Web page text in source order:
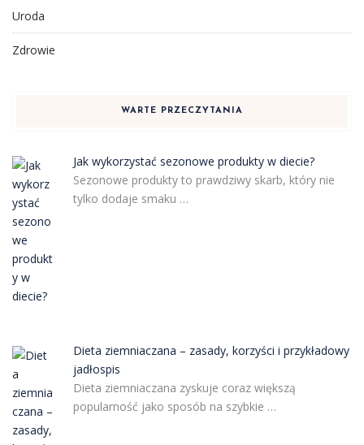
Uroda
Zdrowie
WARTE PRZECZYTANIA
Jak wykorzystać sezonowe produkty w diecie?
Sezonowe produkty to prawdziwy skarb, który nie
tylko dodaje smaku …
Dieta ziemniaczana – zasady, korzyści i przykładowy
jadłospis
Dieta ziemniaczana zyskuje coraz większą
popularność jako sposób na szybkie …